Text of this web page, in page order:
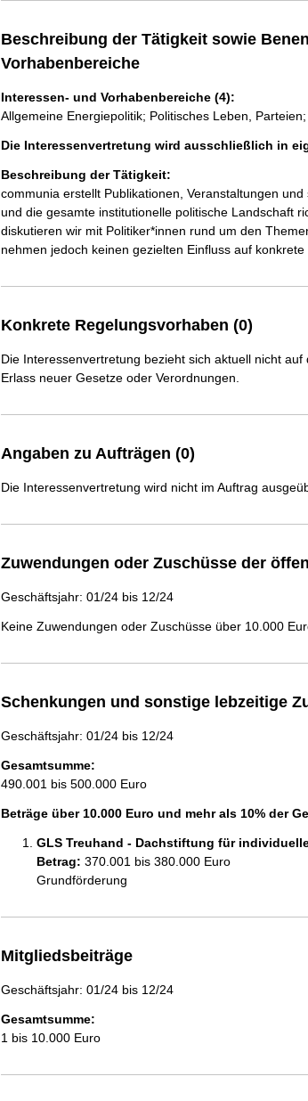
Beschreibung der Tätigkeit sowie
Vorhabenbereiche
Interessen- und Vorhabenbereiche (4):
Allgemeine Energiepolitik; Politisches Leben,
Die Interessenvertretung wird ausschließlich in
Beschreibung der Tätigkeit:
communia erstellt Publikationen, Veranstaltungen
und die gesamte institutionelle politische Landschaft
diskutieren wir mit Politiker*innen rund um den
nehmen jedoch keinen gezielten Einfluss auf konkrete
Konkrete Regelungsvorhaben (0)
Die Interessenvertretung bezieht sich aktuell nicht
Erlass neuer Gesetze oder Verordnungen.
Angaben zu Aufträgen (0)
Die Interessenvertretung wird nicht im Auftrag
Zuwendungen oder Zuschüsse der
Geschäftsjahr: 01/24 bis 12/24
Keine Zuwendungen oder Zuschüsse über 10.000
Schenkungen und sonstige lebzeitige
Geschäftsjahr: 01/24 bis 12/24
Gesamtsumme:
490.001 bis 500.000 Euro
Beträge über 10.000 Euro und mehr als 10% der
GLS Treuhand - Dachstiftung für
Betrag: 370.001 bis 380.000 Euro
Grundförderung
Mitgliedsbeiträge
Geschäftsjahr: 01/24 bis 12/24
Gesamtsumme:
1 bis 10.000 Euro